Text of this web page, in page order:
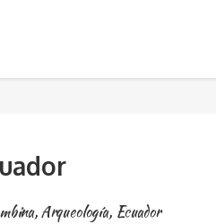
,Arqueología, Ecuador